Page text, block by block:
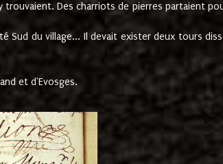
Des charriots de pierres partaient
du village... Il devait exister deux tours
et d'Evosges.